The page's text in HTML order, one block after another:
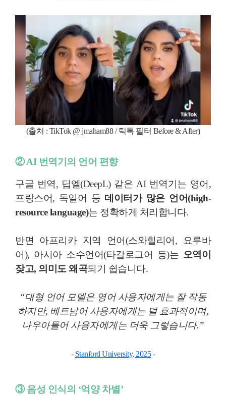
(출처 : TikTok @ jmaham88 / 틱톡 필터 Before & After)
② AI 번역기의 언어 편향
구글 번역, 딥엘(DeepL) 같은 AI 번역기는 영어,
프랑스어, 독일어 등 데이터가 많은 언어(high-
resource language)는 정확하게 처리합니다.
반면 아프리카 지역 언어(스와힐리어, 요루바
어), 아시아 소수언어(타갈로그어 등)는 오역이
잦고, 의미도 왜곡되기 쉽습니다.
“대형 언어 모델은 영어 사용자에게는 잘 작동
하지만, 베트남어 사용자에게는 덜 효과적이며,
나우아틀어 사용자에게는 더욱 그렇습니다.”
- Stanford University, 2025-
③ 음성 인식의 ‘억양 차별’